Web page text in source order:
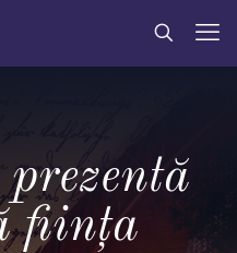
prezentă
ființa